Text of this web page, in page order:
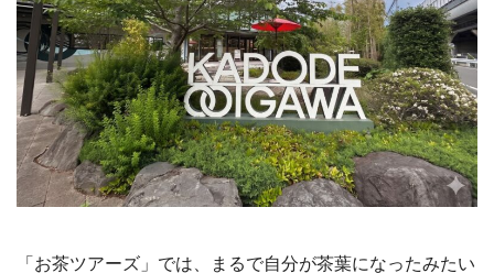
「お茶ツアーズ」では、まるで自分が茶葉になったみたい